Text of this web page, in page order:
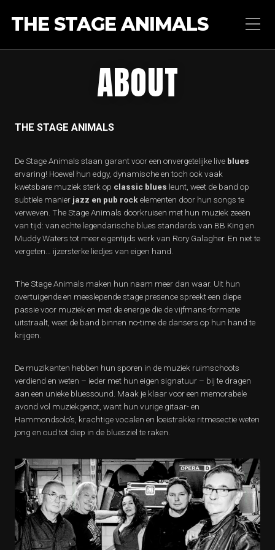
THE STAGE ANIMALS
ABOUT
THE STAGE ANIMALS
De Stage Animals staan garant voor een onvergetelijke live blues
ervaring! Hoewel hun edgy, dynamische en toch ook vaak
kwetsbare muziek sterk op classic blues leunt, weet de band op
subtiele manier jazz en pub rock elementen door hun songs te
verweven. The Stage Animals doorkruisen met hun muziek zeeën
van tijd: van echte legendarische blues standards van BB King en
Muddy Waters tot meer eigentijds werk van Rory Galagher. En niet te
vergeten… ijzersterke liedjes van eigen hand.
The Stage Animals maken hun naam meer dan waar. Uit hun
overtuigende en meeslepende stage presence spreekt een diepe
passie voor muziek en met de energie die de vijfmans-formatie
uitstraalt, weet de band binnen no-time de dansers op hun hand te
krijgen.
De muzikanten hebben hun sporen in de muziek ruimschoots
verdiend en weten – ieder met hun eigen signatuur – bij te dragen
aan een unieke bluessound. Maak je klaar voor een memorabele
avond vol muziekgenot, want hun vurige gitaar- en
Hammondsolo’s, krachtige vocalen en loeistrakke ritmesectie weten
jong en oud tot diep in de bluesziel te raken.